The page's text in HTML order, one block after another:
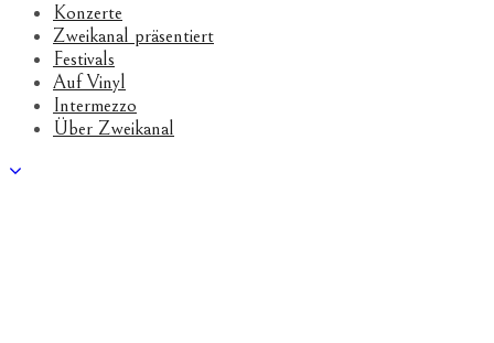
Konzerte
Zweikanal präsentiert
Festivals
Auf Vinyl
Intermezzo
Über Zweikanal